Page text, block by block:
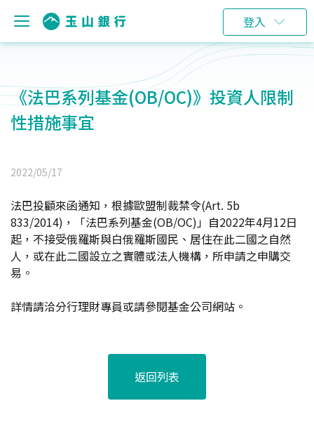
登入
《法巴系列基金(OB/OC)》投資人限制
性措施事宜
2022/05/17
法巴投顧來函通知，根據歐盟制裁禁令(Art. 5b
833/2014)，「法巴系列基金(OB/OC)」自2022年4月12日
起，不接受俄羅斯與白俄羅斯國民、居住在此二國之自然
人，或在此二國設立之實體或法人機構，所申請之申購交
易。
詳情請洽分行理財專員或請參閱基金公司網站。
返回列表